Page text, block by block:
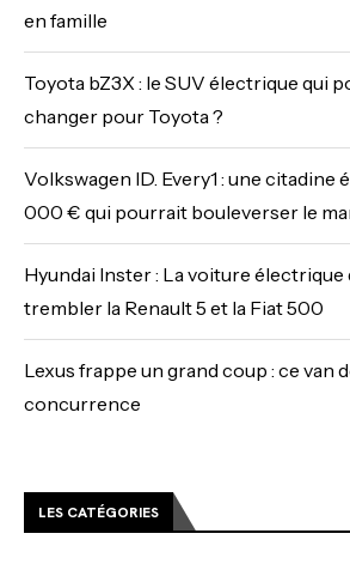
en famille
Toyota bZ3X : le SUV électrique qui
changer pour Toyota ?
Volkswagen ID. Every1 : une citadine
000 € qui pourrait bouleverser le
Hyundai Inster : La voiture électrique
trembler la Renault 5 et la Fiat 500
Lexus frappe un grand coup : ce van
concurrence
LES CATÉGORIES